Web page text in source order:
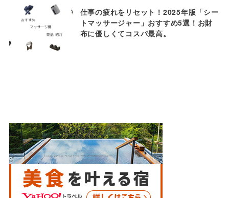
仕事の疲れをリセット！2025年版「シー
トマッサージャー」おすすめ5選！お財
布に優しくてコスパ最高。